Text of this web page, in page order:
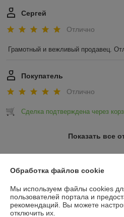
Сергей
Отлично
Грамотный и вежливый продавец.
Покупатель
Отлично
Сделка подтверждена через
Показать все
О нас
Контакты
Обработка файлов cookie
Мы используем файлы cookies
пользователей портала и
рекомендаций. Вы можете
отключить их.